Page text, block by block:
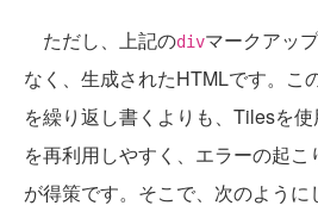
ただし、上記のdivマークアッ
なく、生成されたHTMLです。こ
を繰り返し書くよりも、Tilesを
を再利用しやすく、エラーの起
が得策です。そこで、次のように